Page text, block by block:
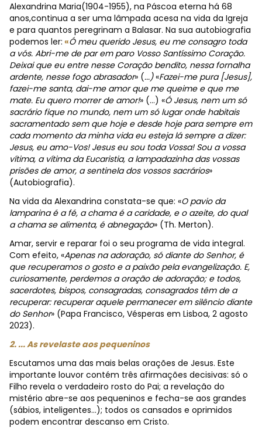
Alexandrina Maria(1904-1955), na Páscoa eterna há 68
anos,continua a ser uma lâmpada acesa na vida da Igreja
e para quantos peregrinam a Balasar. Na sua autobiografia
podemos ler: «Ó meu querido Jesus, eu me consagro toda
a vós. Abri-me de par em paro Vosso Santíssimo Coração.
Deixai que eu entre nesse Coração bendito, nessa fornalha
ardente, nesse fogo abrasador» (...)«Fazei-me pura [Jesus],
fazei-me santa, dai-me amor que me queime e que me
mate. Eu quero morrer de amor!» (...) «Ó Jesus, nem um só
sacrário fique no mundo, nem um só lugar onde habitais
sacramentado sem que hoje e desde hoje para sempre em
cada momento da minha vida eu esteja lá sempre a dizer:
Jesus, eu amo-Vos! Jesus eu sou toda Vossa! Sou a vossa
vítima, a vítima da Eucaristia, a lampadazinha das vossas
prisões de amor, a sentinela dos vossos sacrários»
(Autobiografia).
Na vida da Alexandrina constata-se que: «O pavio da
lamparina é a fé, a chama é a caridade, e o azeite, do qual
a chama se alimenta, é abnegação» (Th. Merton).
Amar, servir e reparar foi o seu programa de vida integral.
Com efeito, «Apenas na adoração, só diante do Senhor, é
que recuperamos o gosto e a paixão pela evangelização. E,
curiosamente, perdemos a oração de adoração; e todos,
sacerdotes, bispos, consagradas, consagrados têm de a
recuperar: recuperar aquele permanecer em silêncio diante
do Senhor» (Papa Francisco, Vésperas em Lisboa, 2 agosto
2023).
2. ... As revelaste aos pequeninos
Escutamos uma das mais belas orações de Jesus. Este
importante louvor contém três afirmações decisivas: só o
Filho revela o verdadeiro rosto do Pai; a revelação do
mistério abre-se aos pequeninos e fecha-se aos grandes
(sábios, inteligentes...); todos os cansados e oprimidos
podem encontrar descanso em Cristo.